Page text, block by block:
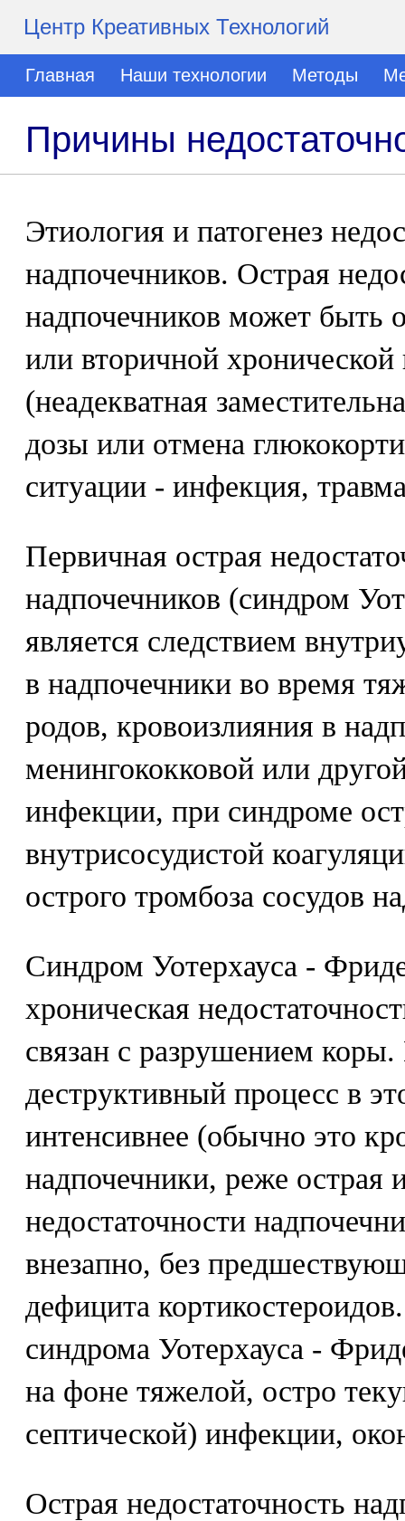
Центр Креативных Технологий
Главная Наши технологии Методы
Причины
Этиология и патогенез
надпочечников. Острая
надпочечников может быть
или вторичной хронической
(неадекватная
дозы или отмена
ситуации - инфекция,
Первичная острая
надпочечников (синдром
является следствием
в надпочечники во время
родов, кровоизлияния в
менингококковой или
инфекции, при синдроме
внутрисосудистой
острого тромбоза сосудов
Синдром Уотерхауса -
хроническая
связан с разрушением
деструктивный процесс в
интенсивнее (обычно это
надпочечники, реже
недостаточности
внезапно, без
дефицита
синдрома Уотерхауса -
на фоне тяжелой, остро
септической) инфекции,
Острая недостаточность